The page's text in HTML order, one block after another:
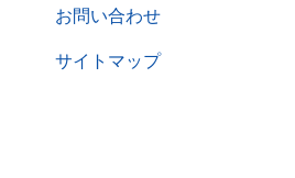
お問い合わせ
サイトマップ